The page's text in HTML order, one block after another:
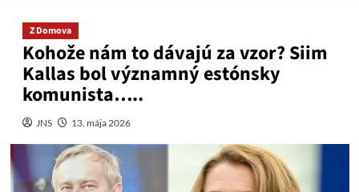
Z Domova
Kohože nám to dávajú za vzor? Siim
Kallas bol významný estónsky
komunista…..
JNS 13. mája 2026